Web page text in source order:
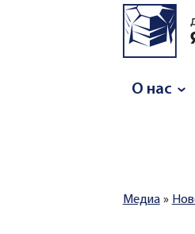
Перейти к основному содержанию
О нас
Вы
Медиа»